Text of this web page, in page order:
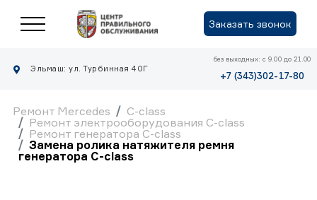
Заказать звонок
Эльмаш: ул. Турбинная 40Г
без выходных: с 9.00 до 21.00
+7 (343)302-17-80
Ремонт Mercedes
C-class
Ремонт электрооборудования C-class
Ремонт генератора C-class
Замена ролика натяжителя ремня
генератора C-class